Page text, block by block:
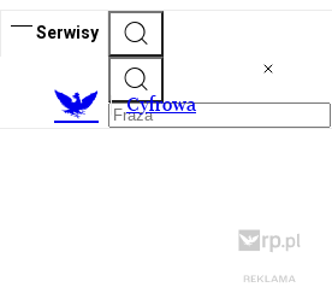
Serwisy
Cyfrowa